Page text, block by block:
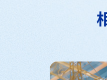
全部相本